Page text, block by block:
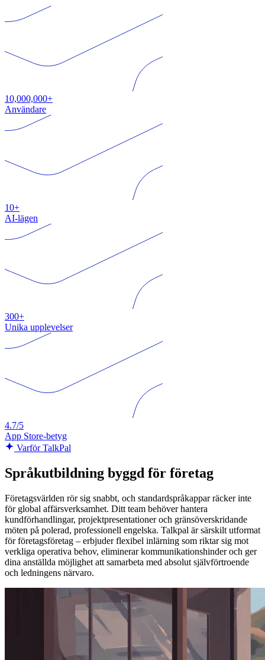
10,000,000+
Användare
10+
AI-lägen
300+
Unika upplevelser
4.7/5
App Store-betyg
Varför TalkPal
Språkutbildning byggd för företag
Företagsvärlden rör sig snabbt, och standardspråkappar räcker inte
för global affärsverksamhet. Ditt team behöver hantera
kundförhandlingar, projektpresentationer och gränsöverskridande
möten på polerad, professionell engelska. Talkpal är särskilt utformat
för företagsföretag – erbjuder flexibel inlärning som riktar sig mot
verkliga operativa behov, eliminerar kommunikationshinder och ger
dina anställda möjlighet att samarbeta med absolut självförtroende
och ledningens närvaro.